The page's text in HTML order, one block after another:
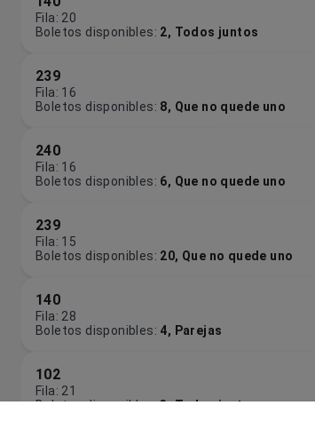
Fila: 20
Boletos disponibles: 2, Todos juntos
239
Fila: 16
Boletos disponibles: 8, Que no quede uno
240
Fila: 16
Boletos disponibles: 6, Que no quede uno
239
Fila: 15
Boletos disponibles: 20, Que no quede uno
140
Fila: 28
Boletos disponibles: 4, Parejas
102
Fila: 21
Boletos disponibles: 3,Todos juntos